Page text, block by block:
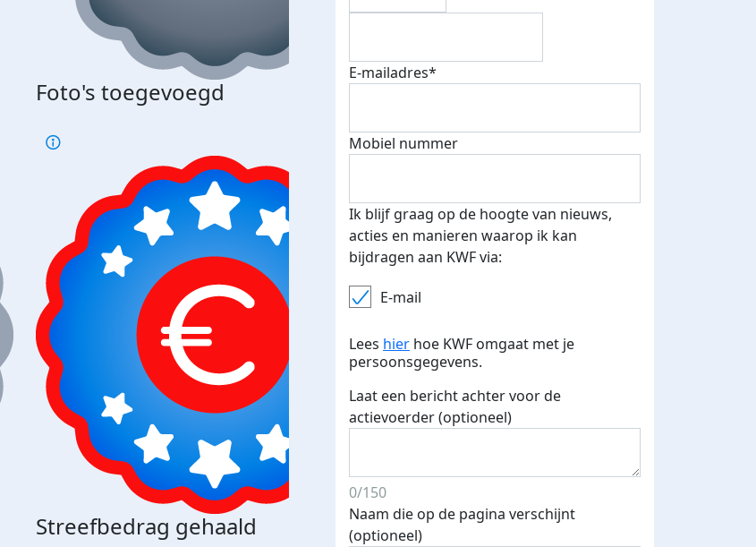
Foto's toegevoegd E-mails verstuurd
Streefbedrag gehaald Streefbedrag verhoogd
Top fondsenwerver
E-mailadres*
Mobiel nummer
Ik blijf graag op de hoogte van nieuws,
acties en manieren waarop ik kan
bijdragen aan KWF via:
E-mail
Lees hier hoe KWF omgaat met je
persoonsgegevens.
Laat een bericht achter voor de
actievoerder (optioneel)
0/150
Naam die op de pagina verschijnt
(optioneel)